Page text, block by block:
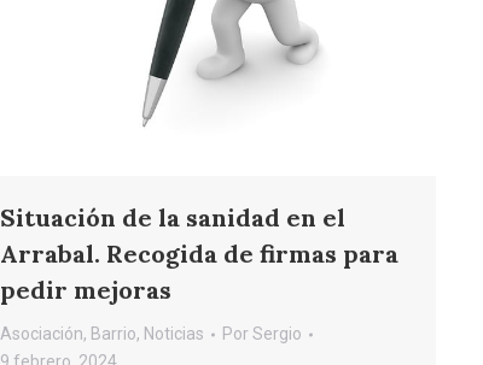
Situación de la sanidad en el
Arrabal. Recogida de firmas para
pedir mejoras
Asociación, Barrio, Noticias PorSergio